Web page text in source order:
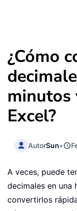
¿Cómo
minutos
Excel?
AutorSun•
A veces, puede
decimales en una
convertirlos